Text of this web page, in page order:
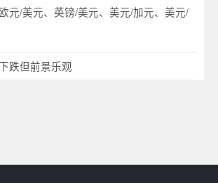
元/美元、英镑/美元、美元/加元、美元/
跌但前景乐观